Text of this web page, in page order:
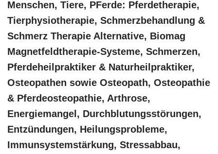
Menschen, Tiere, PFerde: Pferdetherapie,
Tierphysiotherapie, Schmerzbehandlung &
Schmerz Therapie Alternative, Biomag
Magnetfeldtherapie-Systeme, Schmerzen,
Pferdeheilpraktiker & Naturheilpraktiker,
Osteopathen sowie Osteopath, Osteopathie
& Pferdeosteopathie, Arthrose,
Energiemangel, Durchblutungsstörungen,
Entzündungen, Heilungsprobleme,
Immunsystemstärkung, Stressabbau,